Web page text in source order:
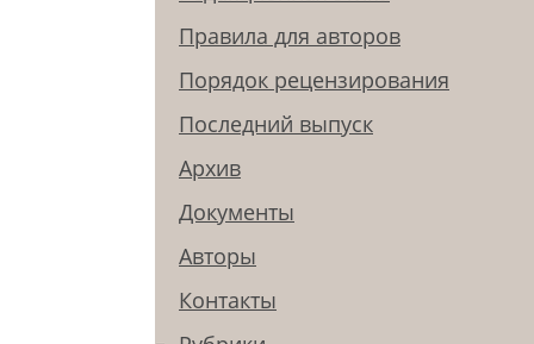
Правила для авторов
Порядок рецензирования
Последний выпуск
Архив
Документы
Авторы
Контакты